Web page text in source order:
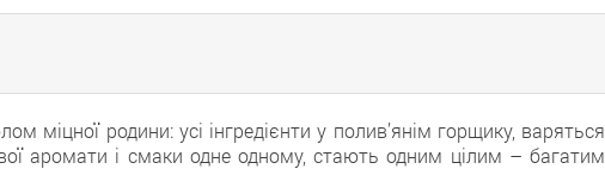
міцної родини: усі інгредієнти у полив’янім горщику, варяться,
аромати і смаки одне одному, стають одним цілим – багатим,